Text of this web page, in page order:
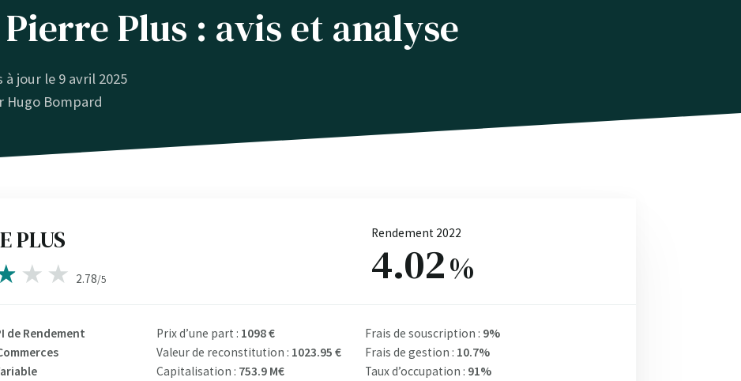
Pierre Plus : avis et analyse
à jour le 9 avril 2025
Hugo Bompard
PLUS
2.78/5
Rendement 2022
4.02%
de Rendement
Prix d’une part : 1098 €
Valeur de reconstitution : 1023.95 €
Capitalisation : 753.9 M€
Frais de souscription : 9%
Frais de gestion : 10.7%
Taux d’occupation : 91%